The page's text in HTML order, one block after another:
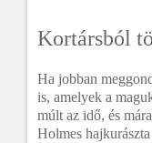
Kortársból
Ha jobban
is, amelyek a
múlt az idő, és
Holmes